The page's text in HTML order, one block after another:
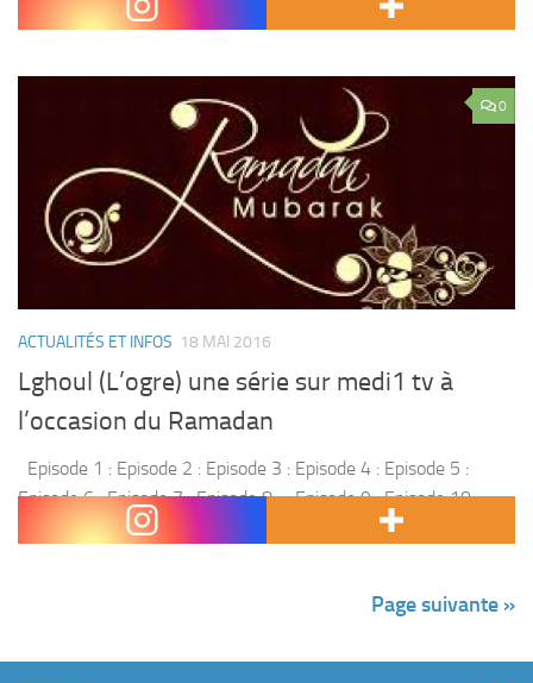
est parmi les séries...
0
ACTUALITÉS ET INFOS 18 MAI 2016
Lghoul (L’ogre) une série sur medi1 tv à
l’occasion du Ramadan
Episode 1 : Episode 2 : Episode 3 : Episode 4 : Episode 5 :
Episode 6 : Episode 7 : Episode 8 : Episode 9 : Episode 10 :
Episode 11...
Page suivante »